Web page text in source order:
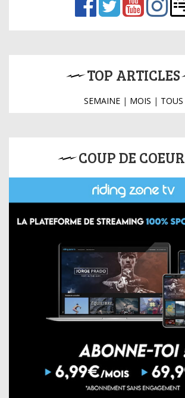
TOP ARTICLES
SEMAINE| MOIS | TOUS
COUP DE COEUR